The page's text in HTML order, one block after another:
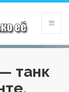
танк